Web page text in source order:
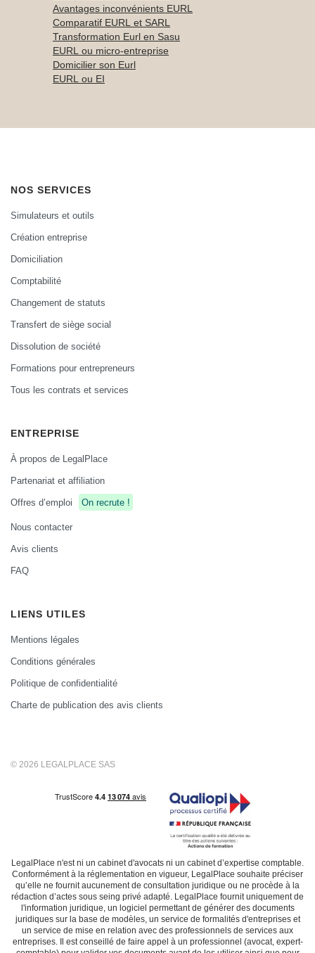
Avantages inconvénients EURL
Comparatif EURL et SARL
Transformation Eurl en Sasu
EURL ou micro-entreprise
Domicilier son Eurl
EURL ou EI
NOS SERVICES
Simulateurs et outils
Création entreprise
Domiciliation
Comptabilité
Changement de statuts
Transfert de siège social
Dissolution de société
Formations pour entrepreneurs
Tous les contrats et services
ENTREPRISE
À propos de LegalPlace
Partenariat et affiliation
Offres d’emploi
On recrute !
Nous contacter
Avis clients
FAQ
LIENS UTILES
Mentions légales
Conditions générales
Politique de confidentialité
Charte de publication des avis clients
© 2026 LEGALPLACE SAS
LegalPlace n'est ni un cabinet d'avocats ni un cabinet d’expertise comptable.
Conformément à la réglementation en vigueur, LegalPlace souhaite préciser
qu’elle ne fournit aucunement de consultation juridique ou ne procède à la
rédaction d’actes sous seing privé adapté. LegalPlace fournit uniquement de
l'information juridique, un logiciel permettant de générer des documents
juridiques sur la base de modèles, un service de formalités d'entreprises et
un service de mise en relation avec des professionnels de services aux
entreprises. Il est conseillé de faire appel à un professionnel (avocat, expert-